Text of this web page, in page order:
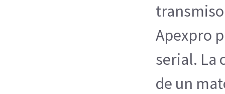
Apexpro
serial. La
de un